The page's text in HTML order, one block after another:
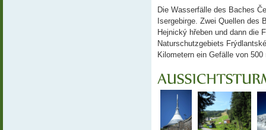
Die Wasserfälle des Baches
Isergebirge. Zwei Quellen des
Hejnický hřeben und dann die
Naturschutzgebiets
Kilometern ein Gefälle von 500